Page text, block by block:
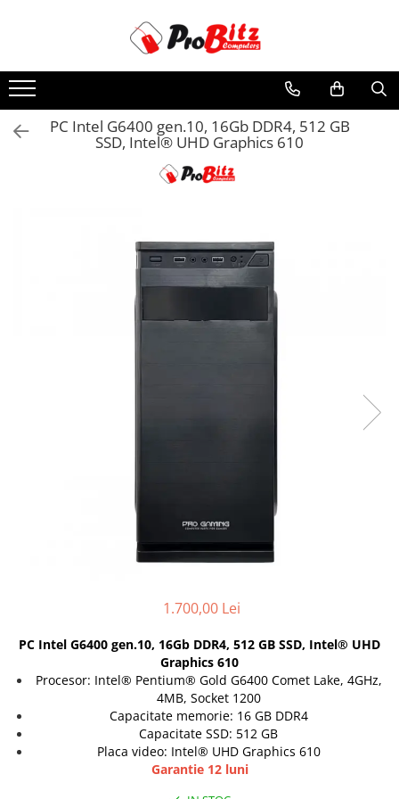
Laptopuri si accesorii
Laptopuri
Componente NOI Laptop
Standuri și Coolere Laptop
Calculatoare Mini NOI
Calculatoare SECOND-HAND
Calculatoare REFURBISHED
Calculatoare RENEW
Calculatoare WORKSTATION
PC Intel G6400 gen.10, 16Gb DDR4, 512 GB
SSD, Intel® UHD Graphics 610
1.700,00 Lei
PC Intel G6400 gen.10, 16Gb DDR4, 512 GB SSD, Intel® UHD
Graphics 610
Procesor: Intel® Pentium® Gold G6400 Comet Lake, 4GHz,
4MB, Socket 1200
Capacitate memorie: 16 GB DDR4
Capacitate SSD: 512 GB
Placa video: Intel® UHD Graphics 610
Garantie 12 luni